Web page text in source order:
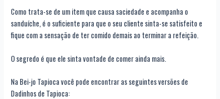
Como trata-se de um item que causa saciedade e acompanha o
sanduíche, é o suficiente para que o seu cliente sinta-se satisfeito e
fique com a sensação de ter comido demais ao terminar a refeição.
O segredo é que ele sinta vontade de comer ainda mais.
Na Bei-jo Tapioca você pode encontrar as seguintes versões de
Dadinhos de Tapioca: